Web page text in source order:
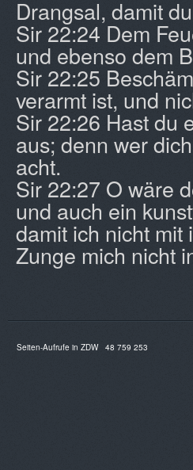
Drangsal, damit
Sir 22:24 Dem
und ebenso dem
Sir 22:25
verarmt ist, und
Sir 22:26 Hast du
aus; denn wer
acht.
Sir 22:27 O wäre
und auch ein
damit ich nicht
Zunge mich nicht
Seiten-Aufrufe in ZDW 48 759 253